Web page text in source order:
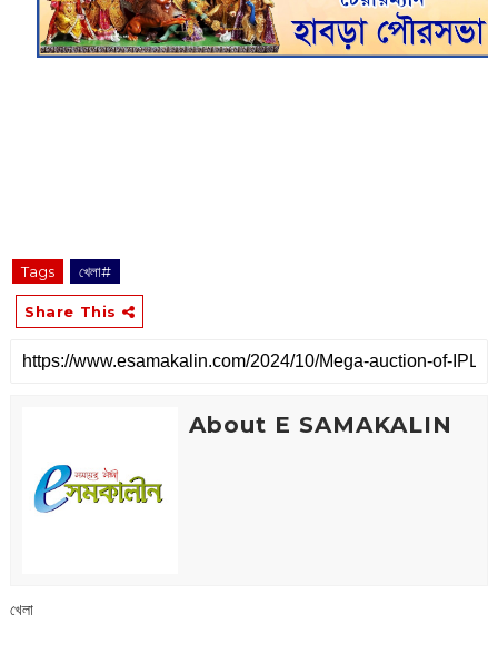
Tags খেলা#
Share This
About E SAMAKALIN
খেলা